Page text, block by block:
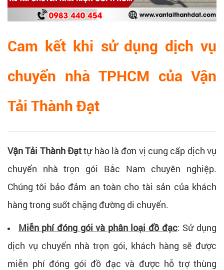
Cam kết khi sử dụng dịch vụ
chuyển nhà TPHCM của Vận
Tải Thành Đạt
Vận Tải Thành Đạttự hào là đơn vị cung cấp dịch vụ
chuyển nhà trọn gói Bắc Nam chuyên nghiệp.
Chúng tôi bảo đảm an toàn cho tài sản của khách
hàng trong suốt chặng đường di chuyển.
Miễn phí đóng gói và phân loại đồ đạc: Sử dụng
dịch vụ chuyển nhà trọn gói, khách hàng sẽ được
miễn phí đóng gói đồ đạc và được hỗ trợ thùng